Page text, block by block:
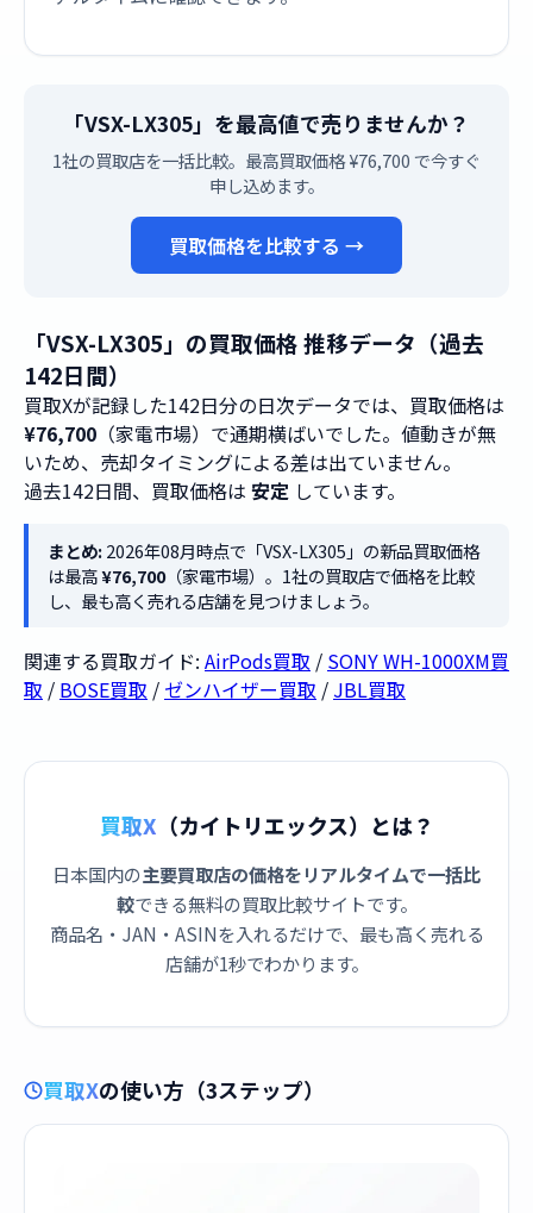
「VSX-LX305」を最高値で売りませんか？
1社の買取店を一括比較。最高買取価格 ¥76,700 で今すぐ
申し込めます。
買取価格を比較する →
「VSX-LX305」の買取価格 推移データ（過去
142日間）
買取Xが記録した142日分の日次データでは、買取価格は
¥76,700 （家電市場）で通期横ばいでした。値動きが無
いため、売却タイミングによる差は出ていません。
過去142日間、買取価格は 安定 しています。
まとめ:2026年08月時点で「VSX-LX305」の新品買取価格
は最高¥76,700（家電市場）。1社の買取店で価格を比較
し、最も高く売れる店舗を見つけましょう。
関連する買取ガイド: AirPods買取 / SONY WH-1000XM買
取 / BOSE買取 / ゼンハイザー買取 / JBL買取
買取X （カイトリエックス）とは？
日本国内の主要買取店の価格をリアルタイムで一括比
較できる無料の買取比較サイトです。
商品名・JAN・ASINを入れるだけで、最も高く売れる
店舗が1秒でわかります。
買取Xの使い方（3ステップ）